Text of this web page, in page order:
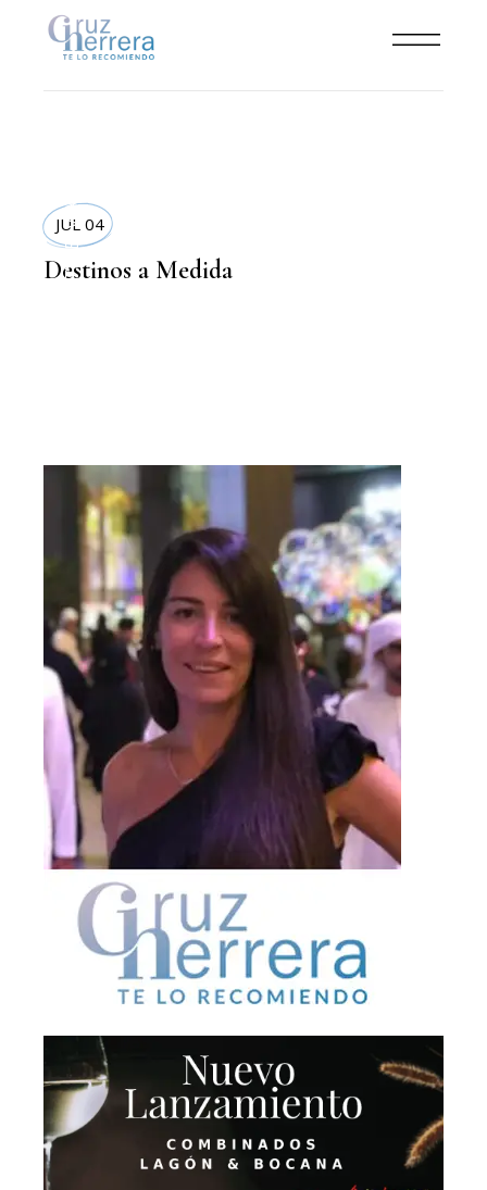
LIFESTYLE
VIAJES
JUL 04
Destinos a Medida